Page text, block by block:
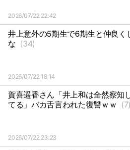
2026/07/22 22:42
井上意外の5期生で6期生と仲良く
な (34)
2026/07/22 18:14
賀喜遥香さん「井上和は全然察知
てる」バカ舌言われた復讐ｗｗ (7)
2026/07/22 23:23